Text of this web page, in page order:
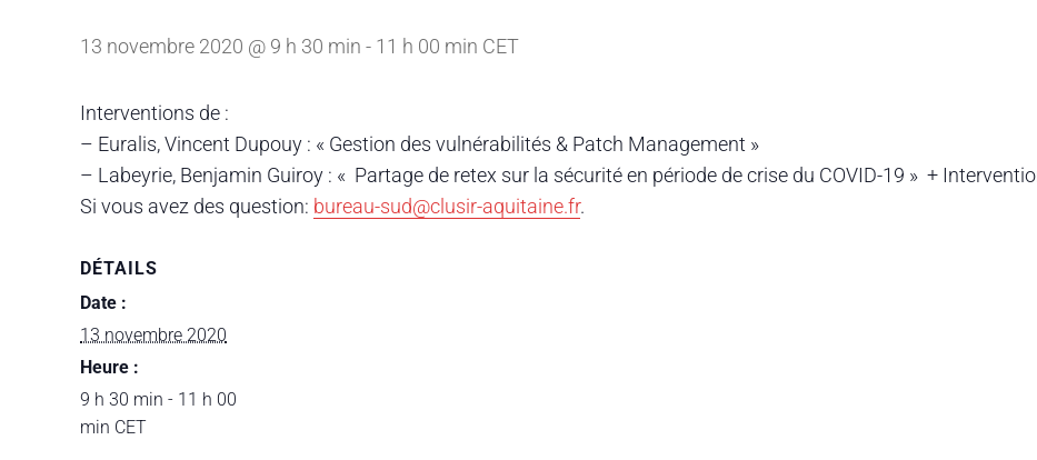
13 novembre 2020 @ 9 h 30 min - 11 h 00 min CET
Interventions de :
– Euralis, Vincent Dupouy : « Gestion des vulnérabilités & Patch Management »
– Labeyrie, Benjamin Guiroy : « Partage de retex sur la sécurité en période de crise du COVID-19 » +
Si vous avez des question: bureau-sud@clusir-aquitaine.fr.
DÉTAILS
Date :
13 novembre 2020
Heure :
9 h 30 min - 11 h 00
min CET